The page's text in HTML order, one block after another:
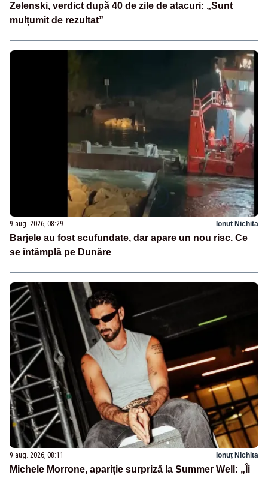
Zelenski, verdict după 40 de zile de atacuri: „Sunt
mulțumit de rezultat”
9 aug. 2026, 08:29 Ionuț Nichita
Barjele au fost scufundate, dar apare un nou risc. Ce
se întâmplă pe Dunăre
9 aug. 2026, 08:11 Ionuț Nichita
Michele Morrone, apariție surpriză la Summer Well: „Îi